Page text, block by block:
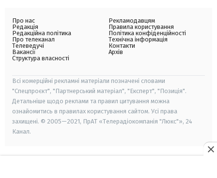
Про нас
Редакція
Редакційна політика
Про телеканал
Телеведучі
Вакансії
Структура власності
Рекламодавцям
Правила користування
Політика конфіденційності
Технічна інформація
Контакти
Архів
Всі комерційні рекламні матеріали позначені словами
"Спецпроєкт", "Партнерський матеріал", "Експерт", "Позиція".
Детальніше щодо реклами та правил цитування можна
ознайомитись в правилах користування сайтом. Усі права
захищені. © 2005—2021, ПрАТ «Телерадіокомпанія "Люкс"», 24
Канал.